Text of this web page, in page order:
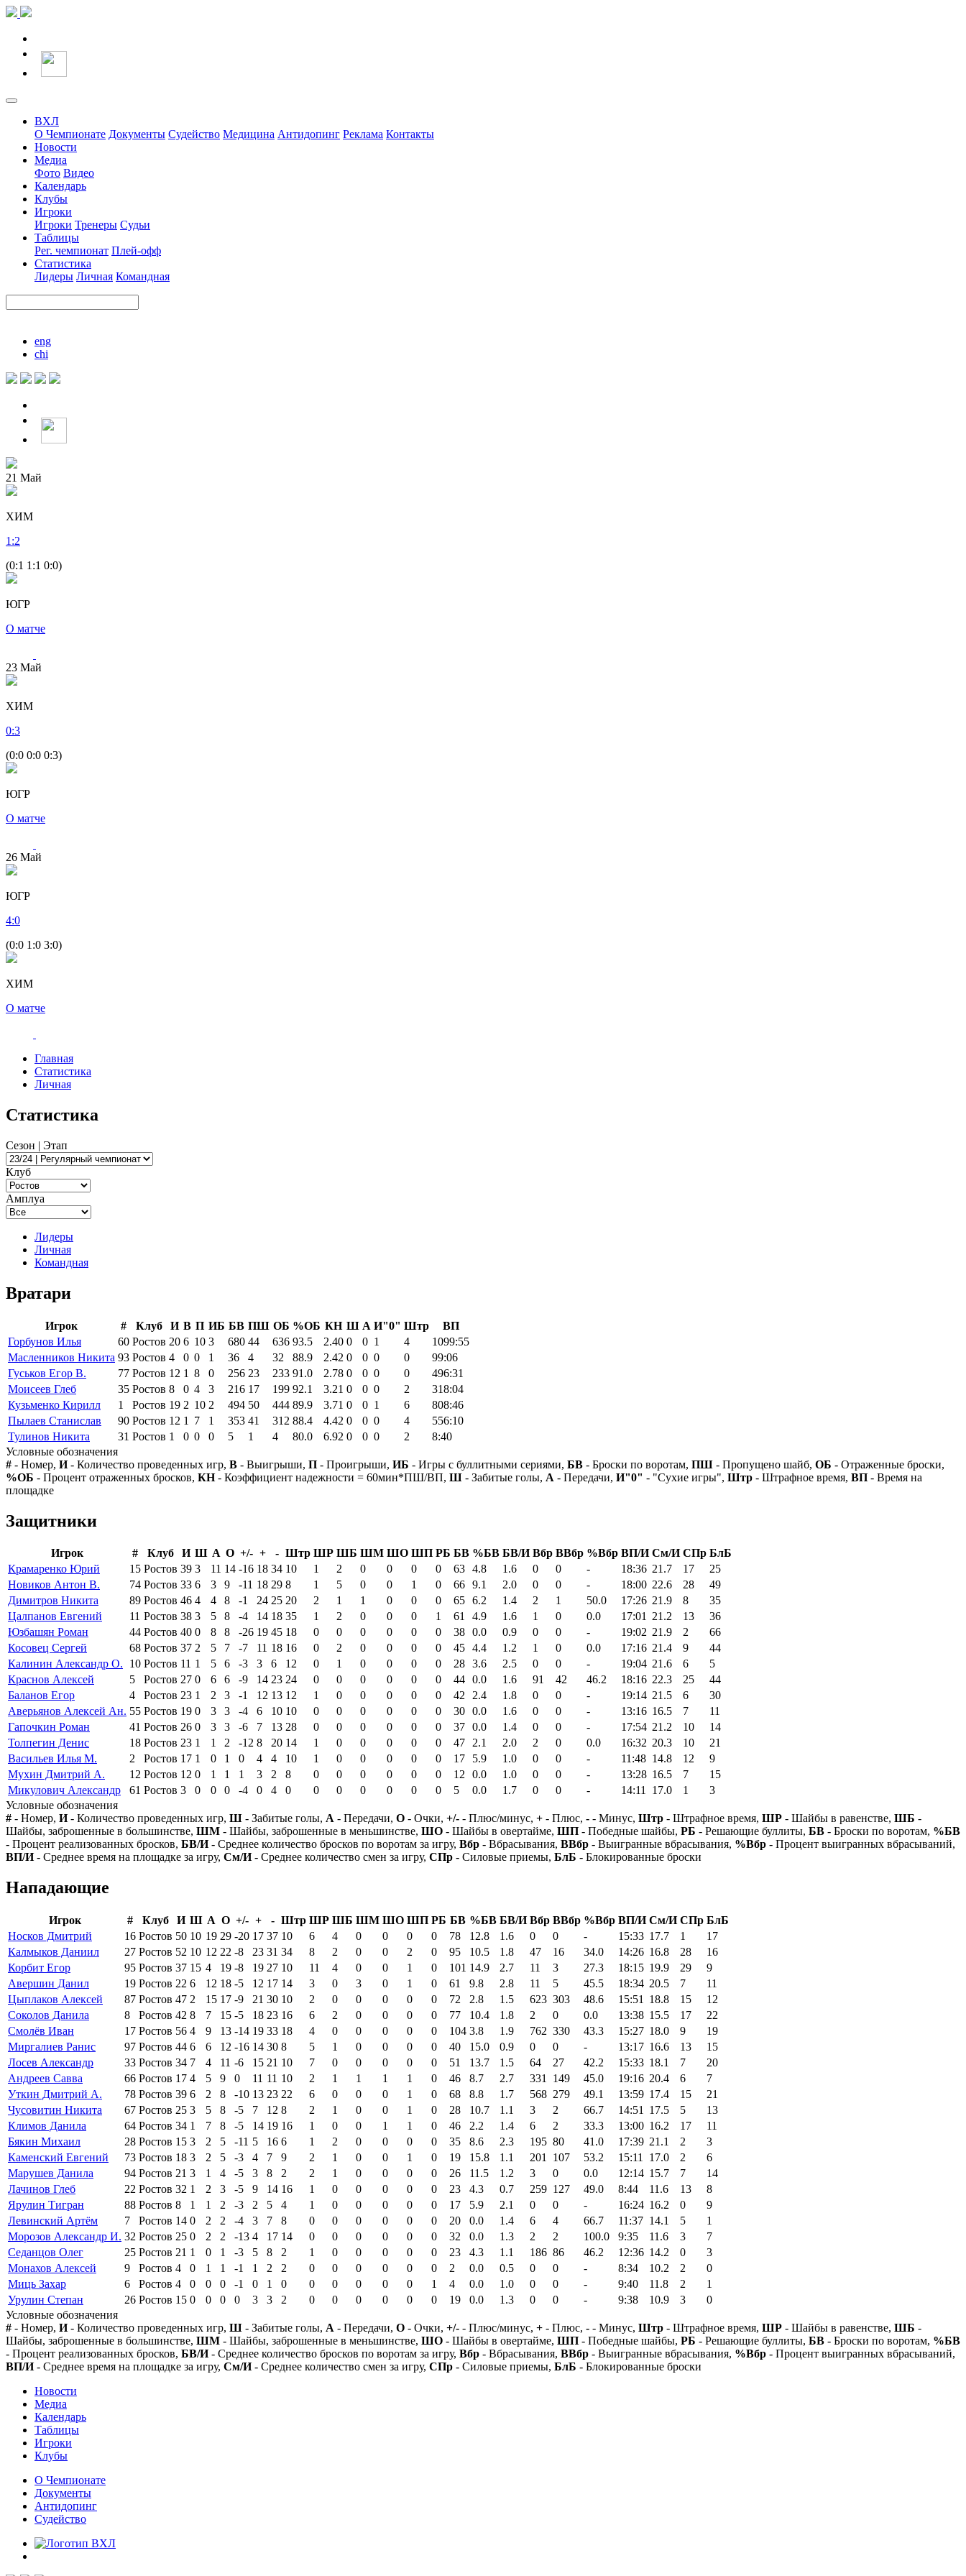
ВХЛ
О Чемпионате Документы Судейство Медицина Антидопинг Реклама Контакты
Новости
Медиа
Фото Видео
Календарь
Клубы
Игроки
Игроки Тренеры Судьи
Таблицы
Рег. чемпионат Плей-офф
Статистика
Лидеры Личная Командная
eng
chi
21 Май
ХИМ
1 :2
(0:1 1:1 0:0)
ЮГР
О матче
23 Май
ХИМ
0:3
(0:0 0:0 0:3)
ЮГР
О матче
26 Май
ЮГР
4:0
(0:0 1:0 3:0)
ХИМ
О матче
Главная
Статистика
Личная
Статистика
Сезон | Этап
Клуб
Амплуа
Лидеры
Личная
Командная
Вратари
Игрок # Клуб И В П ИБ БВ ПШ ОБ %ОБ КН Ш А И"0" Штр
ВП
Горбунов Илья
60 Ростов 20 6 10 3 680 44 636 93.5 2.40 0 0 1 4
1099:55
Масленников Никита 93 Ростов 4 0 0 1 36 4 32 88.9 2.42 0 0 0 0
99:06
Гуськов Егор В.
77 Ростов 12 1 8 0 256 23 233 91.0 2.78 0 0 0 0
496:31
Моисеев Глеб
35 Ростов 8 0 4 3 216 17 199 92.1 3.21 0 0 0 2
318:04
Кузьменко Кирилл
1 Ростов 19 2 10 2 494 50 444 89.9 3.71 0 0 1 6
808:46
Пылаев Станислав
90 Ростов 12 1 7 1 353 41 312 88.4 4.42 0 0 0 4
556:10
Тулинов Никита
31 Ростов 1 0 0 0 5 1 4 80.0 6.92 0 0 0 2
8:40
Условные обозначения
# - Номер, И- Количество проведенных игр, В - Выигрыши, П - Проигрыши, ИБ - Игры с буллитными сериями, БВ - Броски по воротам, ПШ - Пропущено шайб, ОБ - Отраженные броски,
%ОБ - Процент отраженных бросков, КН- Коэффициент надежности = 60мин*ПШ/ВП, Ш - Забитые голы, А - Передачи, И"0" - "Сухие игры", Штр - Штрафное время, ВП - Время на
площадке
Защитники
Игрок # Клуб И Ш А О +/- + - Штр ШР ШБ ШМ ШО ШП РБ БВ %БВ БВ/И Вбр ВВбр %Вбр ВП/И См/И СПр БлБ
Крамаренко Юрий
15 Ростов 39 3 11 14 -16 18 34 10 1 2 0 0 0 0 63 4.8 1.6 0 0 - 18:36 21.7 17
25
Новиков Антон В.
74 Ростов 33 6 3 9 -11 18 29 8 1 5 0 0 1 0 66 9.1 2.0 0 0 - 18:00 22.6 28
49
Димитров Никита
89 Ростов 46 4 4 8 -1 24 25 20 2 1 1 0 0 0 65 6.2 1.4 2 1 50.0 17:26 21.9 8
35
Цалпанов Евгений
11 Ростов 38 3 5 8 -4 14 18 35 1 2 0 0 0 1 61 4.9 1.6 1 0 0.0 17:01 21.2 13
36
Юзбашян Роман
44 Ростов 40 0 8 8 -26 19 45 18 0 0 0 0 0 0 38 0.0 0.9 0 0 - 19:02 21.9 2
66
Косовец Сергей
68 Ростов 37 2 5 7 -7 11 18 16 0 2 0 0 0 0 45 4.4 1.2 1 0 0.0 17:16 21.4 9
44
Калинин Александр О.
10 Ростов 11 1 5 6 -3 3 6 12 0 1 0 0 0 0 28 3.6 2.5 0 0 - 19:04 21.6 6
5
Краснов Алексей
5 Ростов 27 0 6 6 -9 14 23 24 0 0 0 0 0 0 44 0.0 1.6 91 42 46.2 18:16 22.3 25
44
Баланов Егор
4 Ростов 23 1 2 3 -1 12 13 12 1 0 0 0 0 0 42 2.4 1.8 0 0 - 19:14 21.5 6
30
Аверьянов Алексей Ан. 55 Ростов 19 0 3 3 -4 6 10 10 0 0 0 0 0 0 30 0.0 1.6 0 0 - 13:16 16.5 7
11
Гапочкин Роман
41 Ростов 26 0 3 3 -6 7 13 28 0 0 0 0 0 0 37 0.0 1.4 0 0 - 17:54 21.2 10
14
Толпегин Денис
18 Ростов 23 1 1 2 -12 8 20 14 1 0 0 0 0 0 47 2.1 2.0 2 0 0.0 16:32 20.3 10
21
Васильев Илья М.
2 Ростов 17 1 0 1 0 4 4 10 1 0 0 0 0 0 17 5.9 1.0 0 0 - 11:48 14.8 12
9
Мухин Дмитрий А.
12 Ростов 12 0 1 1 1 3 2 8 0 0 0 0 0 0 12 0.0 1.0 0 0 - 13:28 16.5 7
15
Микулович Александр
61 Ростов 3 0 0 0 -4 0 4 0 0 0 0 0 0 0 5 0.0 1.7 0 0 - 14:11 17.0 1
3
Условные обозначения
# - Номер, И- Количество проведенных игр, Ш - Забитые голы, А - Передачи, О - Очки, +/- - Плюс/минус, + - Плюс, - - Минус, Штр - Штрафное время, ШР - Шайбы в равенстве, ШБ -
Шайбы, заброшенные в большинстве, ШМ - Шайбы, заброшенные в меньшинстве, ШО - Шайбы в овертайме, ШП - Победные шайбы, РБ - Решающие буллиты, БВ - Броски по воротам, %БВ
- Процент реализованных бросков, БВ/И- Среднее количество бросков по воротам за игру, Вбр - Вбрасывания, ВВбр - Выигранные вбрасывания, %Вбр - Процент выигранных вбрасываний,
ВП/И- Среднее время на площадке за игру, См/И- Среднее количество смен за игру, СПр - Силовые приемы, БлБ - Блокированные броски
Нападающие
Игрок # Клуб И Ш А О +/- + - Штр ШР ШБ ШМ ШО ШП РБ БВ %БВ БВ/И Вбр ВВбр %Вбр ВП/И См/И СПр БлБ
Носков Дмитрий
16 Ростов 50 10 19 29 -20 17 37 10 6 4 0 0 0 0 78 12.8 1.6 0 0 - 15:33 17.7 1
17
Калмыков Даниил
27 Ростов 52 10 12 22 -8 23 31 34 8 2 0 0 2 0 95 10.5 1.8 47 16 34.0 14:26 16.8 28
16
Корбит Егор
95 Ростов 37 15 4 19 -8 19 27 10 11 4 0 0 1 0 101 14.9 2.7 11 3 27.3 18:15 19.9 29
9
Авершин Данил
19 Ростов 22 6 12 18 -5 12 17 14 3 0 3 0 1 0 61 9.8 2.8 11 5 45.5 18:34 20.5 7
11
Цыплаков Алексей
87 Ростов 47 2 15 17 -9 21 30 10 2 0 0 0 0 0 72 2.8 1.5 623 303 48.6 15:51 18.8 15
12
Соколов Данила
8 Ростов 42 8 7 15 -5 18 23 16 6 2 0 0 0 0 77 10.4 1.8 2 0 0.0 13:38 15.5 17
22
Смолёв Иван
17 Ростов 56 4 9 13 -14 19 33 18 4 0 0 0 0 0 104 3.8 1.9 762 330 43.3 15:27 18.0 9
19
Миргалиев Ранис
97 Ростов 44 6 6 12 -16 14 30 8 5 1 0 0 0 0 40 15.0 0.9 0 0 - 13:17 16.6 13
15
Лосев Александр
33 Ростов 34 7 4 11 -6 15 21 10 7 0 0 0 0 0 51 13.7 1.5 64 27 42.2 15:33 18.1 7
20
Андреев Савва
66 Ростов 17 4 5 9 0 11 11 10 2 1 1 1 1 0 46 8.7 2.7 331 149 45.0 19:16 20.4 6
7
Уткин Дмитрий А.
78 Ростов 39 6 2 8 -10 13 23 22 6 0 0 0 1 0 68 8.8 1.7 568 279 49.1 13:59 17.4 15
21
Чусовитин Никита
67 Ростов 25 3 5 8 -5 7 12 8 2 1 0 0 1 0 28 10.7 1.1 3 2 66.7 14:51 17.5 5
13
Климов Данила
64 Ростов 34 1 7 8 -5 14 19 16 1 0 0 1 1 0 46 2.2 1.4 6 2 33.3 13:00 16.2 17
11
Бякин Михаил
28 Ростов 15 3 2 5 -11 5 16 6 1 2 0 0 0 0 35 8.6 2.3 195 80 41.0 17:39 21.1 2
3
Каменский Евгений
73 Ростов 18 3 2 5 -3 4 7 9 2 1 0 0 1 0 19 15.8 1.1 201 107 53.2 15:11 17.0 2
6
Марушев Данила
94 Ростов 21 3 1 4 -5 3 8 2 2 1 0 0 0 0 26 11.5 1.2 3 0 0.0 12:14 15.7 7
14
Лачинов Глеб
22 Ростов 32 1 2 3 -5 9 14 16 1 0 0 0 0 0 23 4.3 0.7 259 127 49.0 8:44 11.6 13
8
Ярулин Тигран
88 Ростов 8 1 1 2 -3 2 5 4 1 0 0 0 0 0 17 5.9 2.1 0 0 - 16:24 16.2 0
9
Левинский Артём
7 Ростов 14 0 2 2 -4 3 7 8 0 0 0 0 0 0 20 0.0 1.4 6 4 66.7 11:37 14.1 5
1
Морозов Александр И. 32 Ростов 25 0 2 2 -13 4 17 14 0 0 0 0 0 0 32 0.0 1.3 2 2 100.0 9:35 11.6 3
7
Седанцов Олег
25 Ростов 21 1 0 1 -3 5 8 2 1 0 0 0 0 0 23 4.3 1.1 186 86 46.2 12:36 14.2 0
3
Монахов Алексей
9 Ростов 4 0 1 1 -1 1 2 2 0 0 0 0 0 0 2 0.0 0.5 0 0 - 8:34 10.2 2
0
Миць Захар
6 Ростов 4 0 0 0 -1 0 1 0 0 0 0 0 0 1 4 0.0 1.0 0 0 - 9:40 11.8 2
1
Урулин Степан
26 Ростов 15 0 0 0 0 3 3 2 0 0 0 0 0 0 19 0.0 1.3 0 0 - 9:38 10.9 3
0
Условные обозначения
# - Номер, И- Количество проведенных игр, Ш - Забитые голы, А - Передачи, О - Очки, +/- - Плюс/минус, + - Плюс, - - Минус, Штр - Штрафное время, ШР - Шайбы в равенстве, ШБ -
Шайбы, заброшенные в большинстве, ШМ - Шайбы, заброшенные в меньшинстве, ШО - Шайбы в овертайме, ШП - Победные шайбы, РБ - Решающие буллиты, БВ - Броски по воротам, %БВ
- Процент реализованных бросков, БВ/И- Среднее количество бросков по воротам за игру, Вбр - Вбрасывания, ВВбр - Выигранные вбрасывания, %Вбр - Процент выигранных вбрасываний,
ВП/И- Среднее время на площадке за игру, См/И- Среднее количество смен за игру, СПр - Силовые приемы, БлБ - Блокированные броски
Новости
Медиа
Календарь
Таблицы
Игроки
Клубы
О Чемпионате
Документы
Антидопинг
Судейство